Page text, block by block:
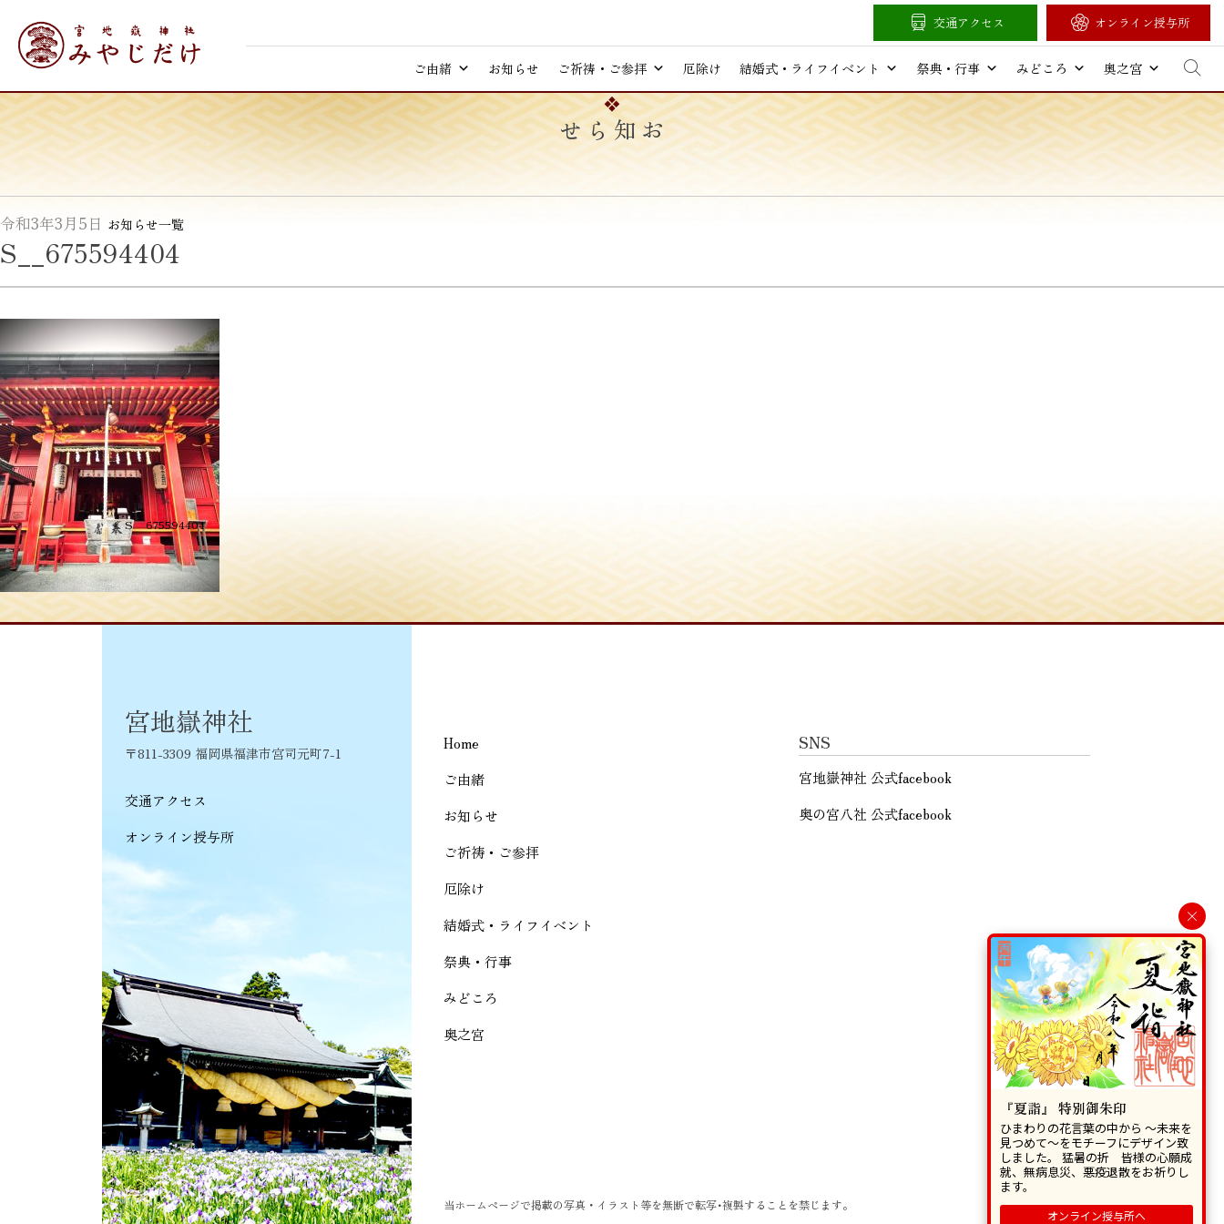
content
ご由緒 お知らせ ご祈祷・ご参拝 厄除け 結婚式・ライフイベント 祭典・行事 みどころ 奥之宮
交通アクセス オンライン授与所
お知らせ
令和3年3月5日 お知らせ一覧
S__675594404
投
稿
ナ
ビ
シ
ョ
ン
≪S__675594404
Home
ご由緒
お知らせ
ご祈祷・ご参拝
厄除け
結婚式・ライフイベント
祭典・行事
みどころ
奥之宮
SNS
宮地嶽神社 公式facebook
奥の宮八社 公式facebook
宮地嶽神社
〒811-3309 福岡県福津市宮司元町7-1
交通アクセス
オンライン授与所
当ホームページで掲載の写真・イラスト等を無断で転写･複製することを禁じます。
×
『夏詣』 特別御朱印
ひまわりの花言葉の中から 〜未来を
見つめて〜をモチーフにデザイン致
しました。 猛暑の折 皆様の心願成
就、無病息災、悪疫退散をお祈りし
ます。
オンライン授与所へ